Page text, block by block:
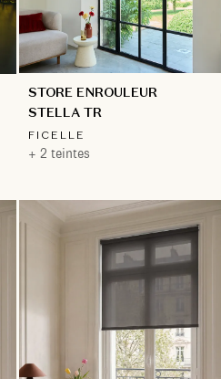
STORE ENROULEUR
STELLA TR
FICELLE
+ 2 teintes